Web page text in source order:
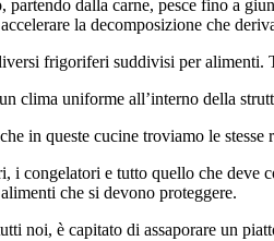
dalla carne, pesce fino a
la decomposizione che
frigoriferi suddivisi per
clima uniforme all’interno della
in queste cucine troviamo le
i congelatori e tutto quello che deve
che si devono proteggere.
noi, è capitato di assaporare un